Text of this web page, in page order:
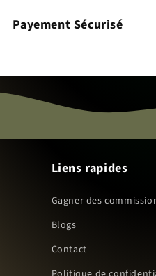
Payement Sécurisé
Liens rapides
Gagner des
Blogs
Contact